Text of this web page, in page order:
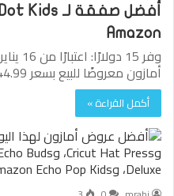
Amazon
أمازون معروضًا للبيع بسعر 44.99 دولارًا على…
أكمل القراءة »